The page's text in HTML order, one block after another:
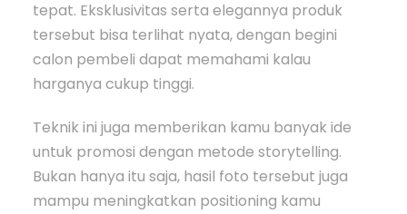
tepat. Eksklusivitas serta elegannya produk
tersebut bisa terlihat nyata, dengan begini
calon pembeli dapat memahami kalau
harganya cukup tinggi.
Teknik ini juga memberikan kamu banyak ide
untuk promosi dengan metode storytelling.
Bukan hanya itu saja, hasil foto tersebut juga
mampu meningkatkan positioning kamu